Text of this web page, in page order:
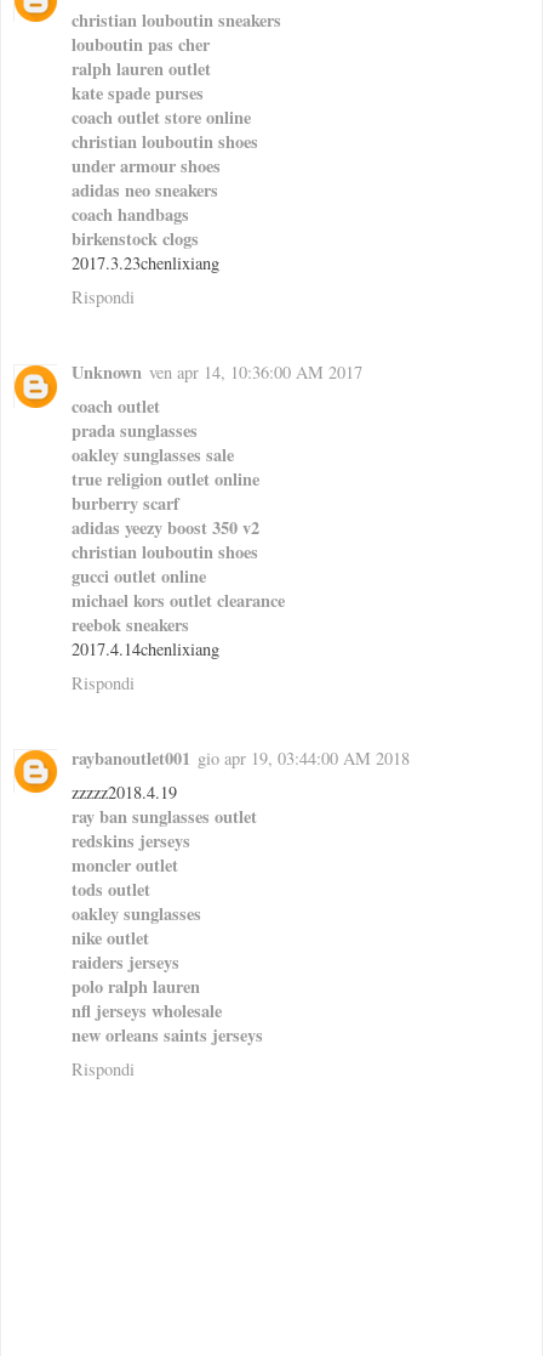
christian louboutin sneakers
louboutin pas cher
ralph lauren outlet
kate spade purses
coach outlet store online
christian louboutin shoes
under armour shoes
adidas neo sneakers
coach handbags
birkenstock clogs
2017.3.23chenlixiang
Rispondi
Unknown ven apr 14, 10:36:00 AM 2017
coach outlet
prada sunglasses
oakley sunglasses sale
true religion outlet online
burberry scarf
adidas yeezy boost 350 v2
christian louboutin shoes
gucci outlet online
michael kors outlet clearance
reebok sneakers
2017.4.14chenlixiang
Rispondi
raybanoutlet001 gio apr 19, 03:44:00 AM 2018
zzzzz2018.4.19
ray ban sunglasses outlet
redskins jerseys
moncler outlet
tods outlet
oakley sunglasses
nike outlet
raiders jerseys
polo ralph lauren
nfl jerseys wholesale
new orleans saints jerseys
Rispondi